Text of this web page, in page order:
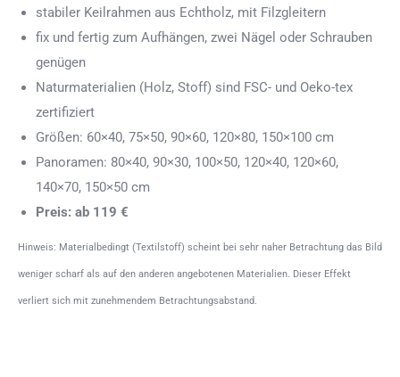
stabiler Keilrahmen aus Echtholz, mit Filzgleitern
fix und fertig zum Aufhängen, zwei Nägel oder Schrauben
genügen
Naturmaterialien (Holz, Stoff) sind FSC- und Oeko-tex
zertifiziert
Größen: 60×40, 75×50, 90×60, 120×80, 150×100 cm
Panoramen: 80×40, 90×30, 100×50, 120×40, 120×60,
140×70, 150×50 cm
Preis: ab 119 €
Hinweis: Materialbedingt (Textilstoff) scheint bei sehr naher Betrachtung das Bild
weniger scharf als auf den anderen angebotenen Materialien. Dieser Effekt
verliert sich mit zunehmendem Betrachtungsabstand.